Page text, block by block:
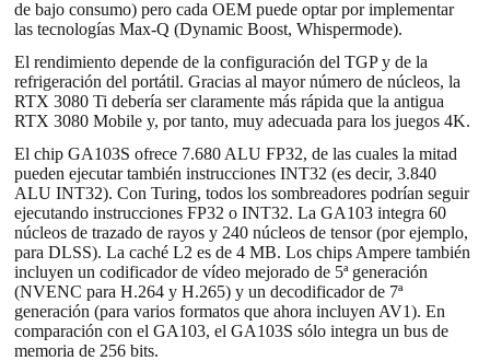
de bajo consumo) pero cada OEM puede optar por implementar
las tecnologías Max-Q (Dynamic Boost, Whispermode).
El rendimiento depende de la configuración del TGP y de la
refrigeración del portátil. Gracias al mayor número de núcleos, la
RTX 3080 Ti debería ser claramente más rápida que la antigua
RTX 3080 Mobile y, por tanto, muy adecuada para los juegos 4K.
El chip GA103S ofrece 7.680 ALU FP32, de las cuales la mitad
pueden ejecutar también instrucciones INT32 (es decir, 3.840
ALU INT32). Con Turing, todos los sombreadores podrían seguir
ejecutando instrucciones FP32 o INT32. La GA103 integra 60
núcleos de trazado de rayos y 240 núcleos de tensor (por ejemplo,
para DLSS). La caché L2 es de 4 MB. Los chips Ampere también
incluyen un codificador de vídeo mejorado de 5ª generación
(NVENC para H.264 y H.265) y un decodificador de 7ª
generación (para varios formatos que ahora incluyen AV1). En
comparación con el GA103, el GA103S sólo integra un bus de
memoria de 256 bits.